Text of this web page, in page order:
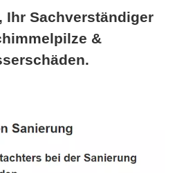
Ihr Sachverständiger
&